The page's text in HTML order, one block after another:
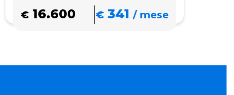
€ 16.600 € 341 / mese